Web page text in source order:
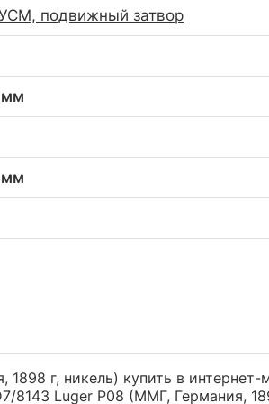
подвижный затвор
мм
мм
г, никель) купить в интернет-
8143 Luger P08 (ММГ, Германия,